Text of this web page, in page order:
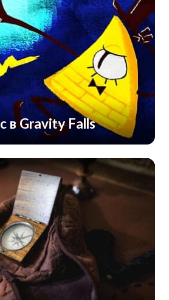
в Gravity Falls